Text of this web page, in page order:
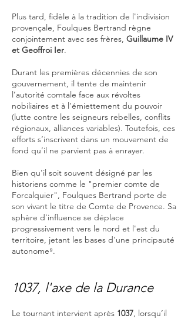
Plus tard, fidèle à la tradition de l'indivision
provençale, Foulques Bertrand règne
conjointement avec ses frères, Guillaume IV
et Geoffroi Ier.
Durant les premières décennies de son
gouvernement, il tente de maintenir
l’autorité comtale face aux révoltes
nobiliaires et à l’émiettement du pouvoir
(lutte contre les seigneurs rebelles, conflits
régionaux, alliances variables). Toutefois, ces
efforts s’inscrivent dans un mouvement de
fond qu’il ne parvient pas à enrayer.
Bien qu'il soit souvent désigné par les
historiens comme le "premier comte de
Forcalquier", Foulques Bertrand porte de
son vivant le titre de Comte de Provence. Sa
sphère d'influence se déplace
progressivement vers le nord et l'est du
territoire, jetant les bases d'une principauté
autonome⁹.
1037, l'axe de la Durance
Le tournant intervient après 1037, lorsqu’il